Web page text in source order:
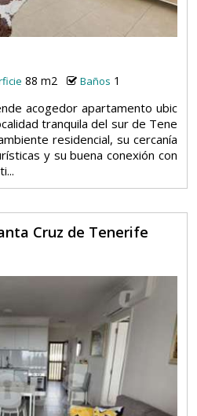
88 m2 Baños 1
acogedor apartamento ubic
tranquila del sur de Tene
residencial, su cercanía
y su buena conexión con
Cruz de Tenerife